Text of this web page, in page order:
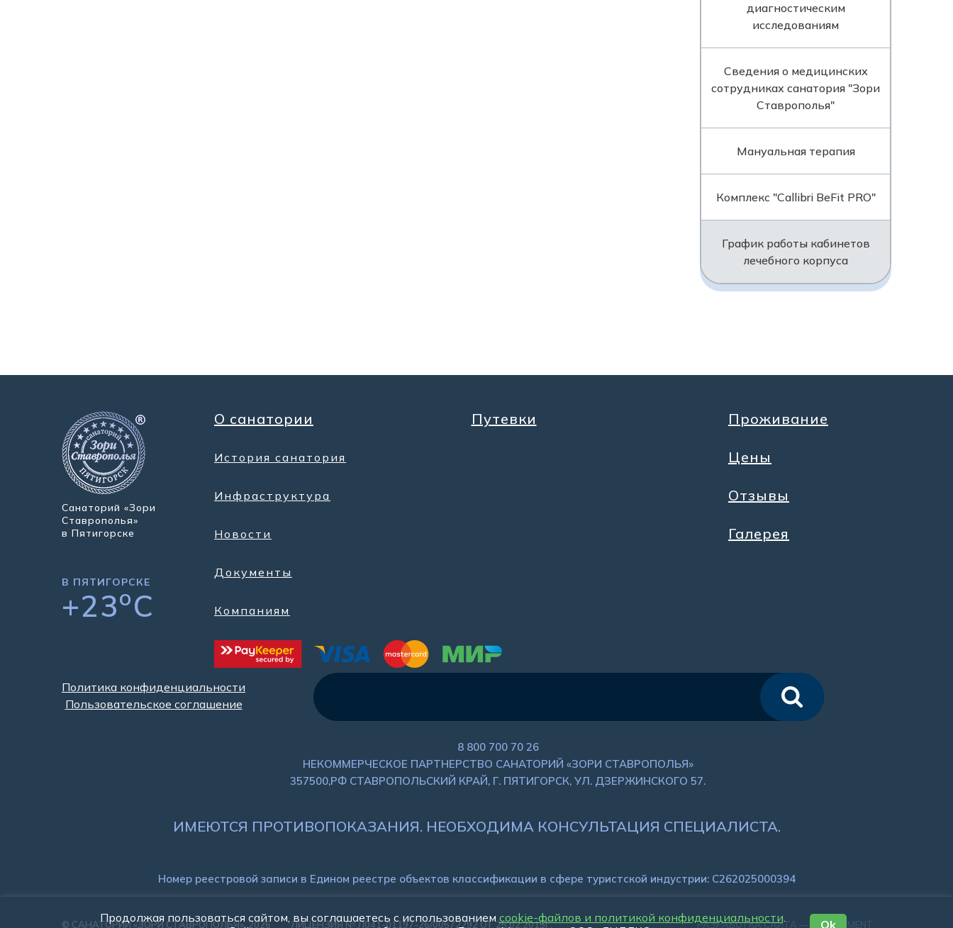
диагностическим
исследованиям
Сведения о медицинских
сотрудниках санатория "Зори
Ставрополья"
Мануальная терапия
Комплекс "Callibri BeFit PRO"
График работы кабинетов
лечебного корпуса
Санаторий «Зори
Ставрополья»
в Пятигорске
В ПЯТИГОРСКЕ
+23oC
О санатории
История санатория
Инфраструктура
Новости
Документы
Компаниям
Путевки Проживание
Цены
Отзывы
Галерея
Политика конфиденциальности
Пользовательское соглашение
8 800 700 70 26
НЕКОММЕРЧЕСКОЕ ПАРТНЕРСТВО САНАТОРИЙ «ЗОРИ СТАВРОПОЛЬЯ»
357500,РФ СТАВРОПОЛЬСКИЙ КРАЙ, Г. ПЯТИГОРСК, УЛ. ДЗЕРЖИНСКОГО 57.
ИМЕЮТСЯ ПРОТИВОПОКАЗАНИЯ. НЕОБХОДИМА КОНСУЛЬТАЦИЯ СПЕЦИАЛИСТА.
Номер реестровой записи в Едином реестре объектов классификации в сфере туристской индустрии: C262025000394
© САНАТОРИЙ «ЗОРИ СТАВРОПОЛЬЯ», 2026 ЛИЦЕНЗИЯ № Л041-01197-26/00572292 ОТ 25.02.2015Г. РАЗРАБОТКА САЙТА — WEBELEMENT
Продолжая пользоваться сайтом, вы соглашаетесь с использованиемcookie-файлов и политикой конфиденциальности.
Ok